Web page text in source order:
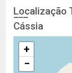
Localização
Cássia
+
−